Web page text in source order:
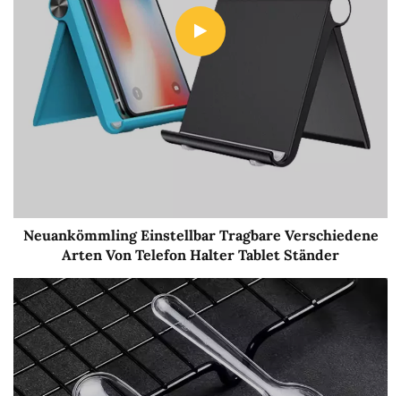
Neuankömmling Einstellbar Tragbare Verschiedene
Arten Von Telefon Halter Tablet Ständer